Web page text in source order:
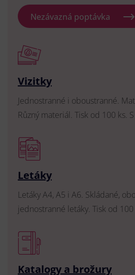
Nezávazná poptávka
Vizitky
Jednostranné i oboustranné.
Různý materiál. Tisk od 100 ks.
Letáky
Letáky A4, A5 i A6. Skládané,
jednostranné letáky. Tisk od 100
Katalogy a brožury